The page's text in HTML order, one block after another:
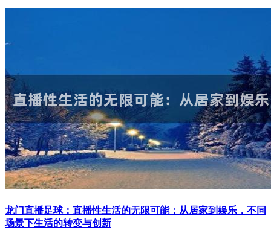
龙门直播足球：直播性生活的无限可能：从居家到娱乐，不同
场景下生活的转变与创新